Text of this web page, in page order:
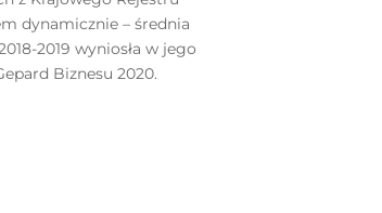
dynamicznie – średnia
2019 wyniosła w jego
Biznesu 2020.